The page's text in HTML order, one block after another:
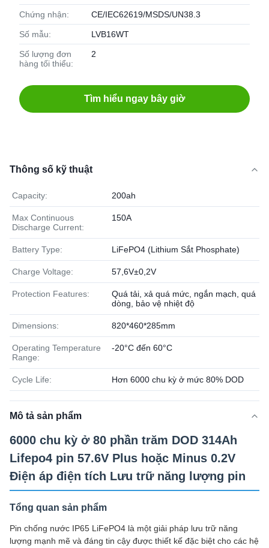
Chứng nhận: CE/IEC62619/MSDS/UN38.3
Số mẫu: LVB16WT
Số lượng đơn
hàng tối thiểu:
2
Tìm hiểu ngay bây giờ
Thông số kỹ thuật
Capacity: 200ah
Max Continuous
Discharge Current:
150A
Battery Type: LiFePO4 (Lithium Sắt Phosphate)
Charge Voltage: 57,6V±0,2V
Protection Features:
Quá tải, xả quá mức, ngắn mạch, quá
dòng, bảo vệ nhiệt độ
Dimensions: 820*460*285mm
Operating Temperature
Range:
-20°C đến 60°C
Cycle Life: Hơn 6000 chu kỳ ở mức 80% DOD
Mô tả sản phẩm
6000 chu kỳ ở 80 phần trăm DOD 314Ah
Lifepo4 pin 57.6V Plus hoặc Minus 0.2V
Điện áp điện tích Lưu trữ năng lượng pin
Tổng quan sản phẩm
Pin chống nước IP65 LiFePO4 là một giải pháp lưu trữ năng
lượng mạnh mẽ và đáng tin cậy được thiết kế đặc biệt cho các hệ